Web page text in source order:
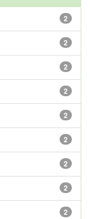
2
2
2
2
2
2
2
2
2